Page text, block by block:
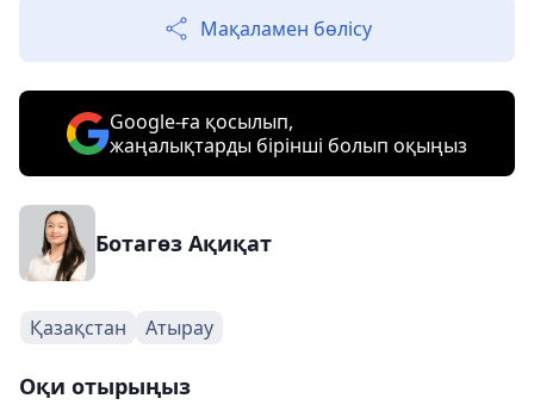
Мақаламен бөлісу
Google-ға қосылып,
жаңалықтарды бірінші болып оқыңыз
Ботагөз Ақиқат
Қазақстан Атырау
Оқи отырыңыз